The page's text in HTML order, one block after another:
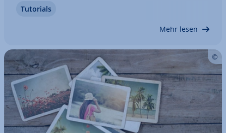
Start­sei­te festlegen möchten, so ist das pro­blem­
Tutorials
Mehr lesen